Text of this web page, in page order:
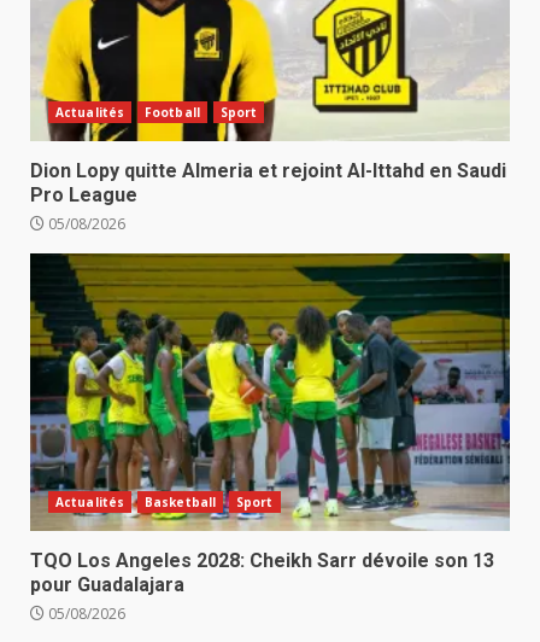
Actualités Football Sport
Dion Lopy quitte Almeria et rejoint Al-Ittahd en Saudi
Pro League
05/08/2026
Actualités Basketball Sport
TQO Los Angeles 2028: Cheikh Sarr dévoile son 13
pour Guadalajara
05/08/2026